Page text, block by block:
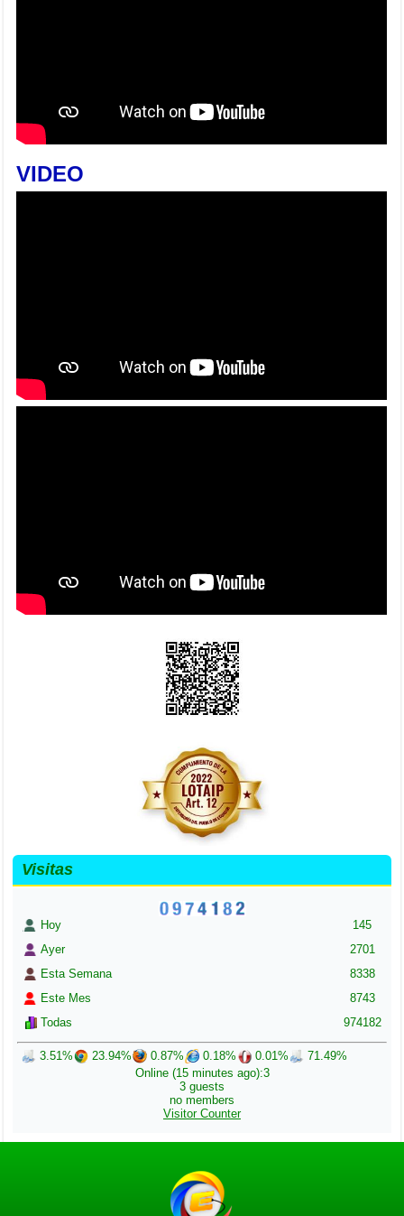
VIDEO
Visitas
Hoy
Ayer
Esta Semana
Este Mes
Todas
145
2701
8338
8743
974182
3.51% 23.94% 0.87% 0.18% 0.01%
71.49%
Online (15 minutes ago):3
3 guests
no members
Visitor Counter